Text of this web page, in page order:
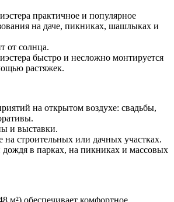
практичное и популярное
на даче, пикниках, шашлыках и
от солнца.
быстро и несложно монтируется
растяжек.
на открытом воздухе: свадьбы,
и выставки.
строительных или дачных участках.
в парках, на пикниках и массовых
м²) обеспечивает комфортное